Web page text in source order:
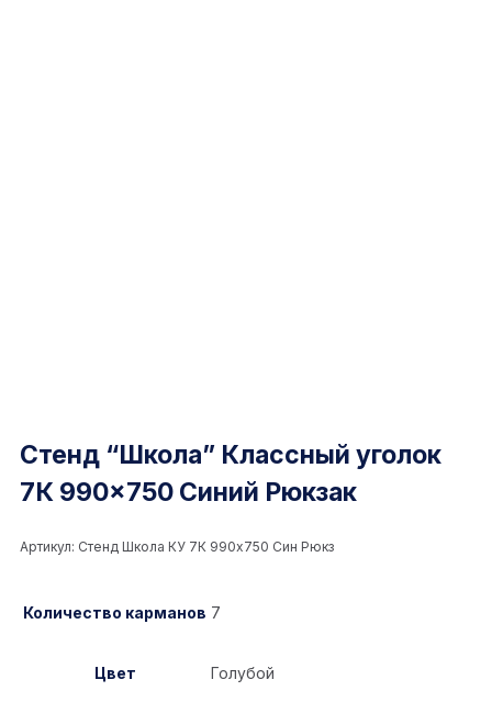
Стенд “Школа” Классный уголок
7К 990×750 Синий Рюкзак
Артикул: Стенд Школа КУ 7К 990x750 Син Рюкз
Количество карманов 7
Цвет Голубой